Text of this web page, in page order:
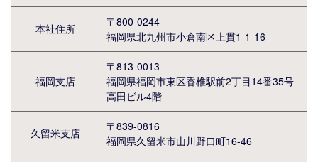
本社住所
〒800-0244
福岡県北九州市小倉南区上貫1-1-16
福岡支店
〒813-0013
福岡県福岡市東区香椎駅前2丁目14番35号
高田ビル4階
久留米支店
〒839-0816
福岡県久留米市山川野口町16-46